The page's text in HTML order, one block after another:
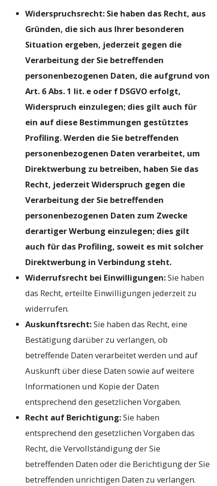
Widerspruchsrecht: Sie haben das Recht, aus
Gründen, die sich aus Ihrer besonderen
Situation ergeben, jederzeit gegen die
Verarbeitung der Sie betreffenden
personenbezogenen Daten, die aufgrund von
Art. 6 Abs. 1 lit. e oder f DSGVO erfolgt,
Widerspruch einzulegen; dies gilt auch für
ein auf diese Bestimmungen gestütztes
Profiling. Werden die Sie betreffenden
personenbezogenen Daten verarbeitet, um
Direktwerbung zu betreiben, haben Sie das
Recht, jederzeit Widerspruch gegen die
Verarbeitung der Sie betreffenden
personenbezogenen Daten zum Zwecke
derartiger Werbung einzulegen; dies gilt
auch für das Profiling, soweit es mit solcher
Direktwerbung in Verbindung steht.
Widerrufsrecht bei Einwilligungen:Sie haben
das Recht, erteilte Einwilligungen jederzeit zu
widerrufen.
Auskunftsrecht:Sie haben das Recht, eine
Bestätigung darüber zu verlangen, ob
betreffende Daten verarbeitet werden und auf
Auskunft über diese Daten sowie auf weitere
Informationen und Kopie der Daten
entsprechend den gesetzlichen Vorgaben.
Recht auf Berichtigung:Sie haben
entsprechend den gesetzlichen Vorgaben das
Recht, die Vervollständigung der Sie
betreffenden Daten oder die Berichtigung der Sie
betreffenden unrichtigen Daten zu verlangen.